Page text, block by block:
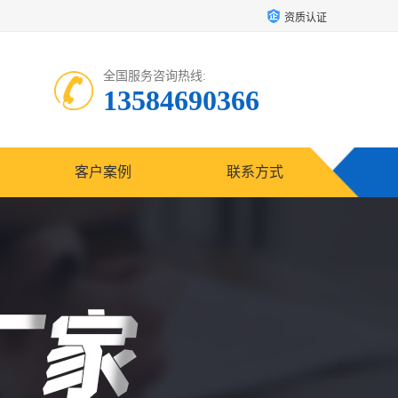
资质认证
全国服务咨询热线:
13584690366
客户案例 联系方式